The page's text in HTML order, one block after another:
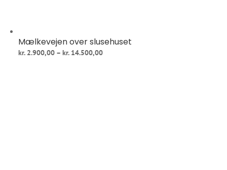
Mælkevejen over slusehuset
kr.2.900,00 – kr.14.500,00Prisinterval: